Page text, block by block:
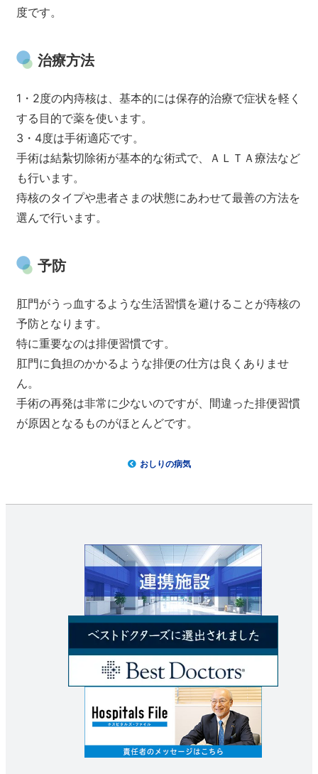
度です。
治療方法
1・2度の内痔核は、基本的には保存的治療で症状を軽く
する目的で薬を使います。
3・4度は手術適応です。
手術は結紮切除術が基本的な術式で、ＡＬＴＡ療法など
も行います。
痔核のタイプや患者さまの状態にあわせて最善の方法を
選んで行います。
予防
肛門がうっ血するような生活習慣を避けることが痔核の
予防となります。
特に重要なのは排便習慣です。
肛門に負担のかかるような排便の仕方は良くありませ
ん。
手術の再発は非常に少ないのですが、間違った排便習慣
が原因となるものがほとんどです。
おしりの病気